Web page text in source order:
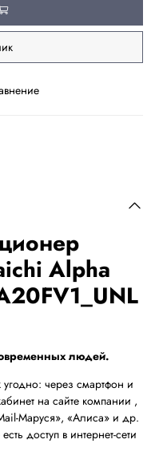
Alpha
людей.
угодно: через смартфон и
на сайте компании ,
Маруся», «Алиса» и др.
доступ в интернет-сети